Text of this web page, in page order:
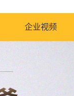
企业视频